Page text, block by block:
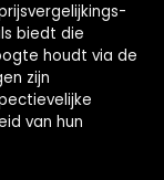
biedt die
houdt via de
zijn
van hun